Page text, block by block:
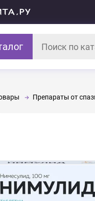
Препараты от